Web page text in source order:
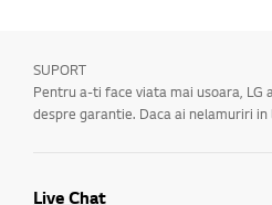
SUPORT
Pentru a-ti face viata mai usoara,
despre garantie. Daca ai nelamuriri
Live Chat